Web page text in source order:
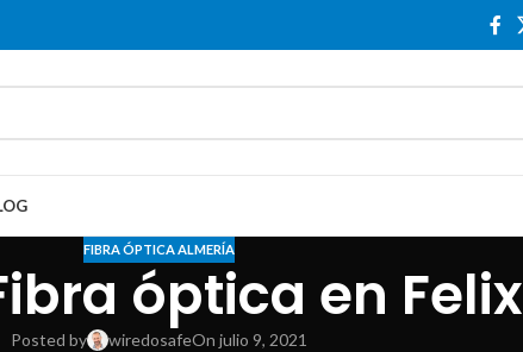
FIBRA ÓPTICA ALMERÍA
óptica en Felix
Posted by wiredosafeOn julio 9, 2021